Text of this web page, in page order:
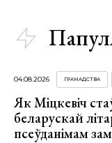
04.08.2026 ГРАМАДСТВА
Як Міцкевіч
беларускай
псеўданімам